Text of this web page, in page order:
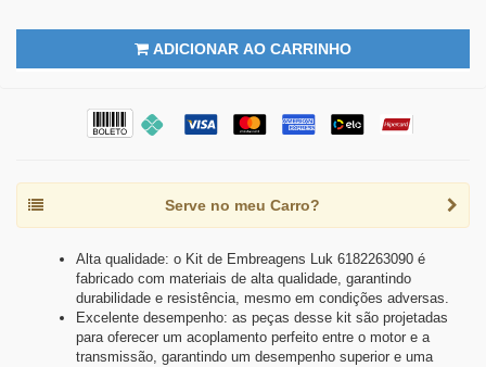
ADICIONAR AO CARRINHO
Serve no meu Carro?
Alta qualidade: o Kit de Embreagens Luk 6182263090 é
fabricado com materiais de alta qualidade, garantindo
durabilidade e resistência, mesmo em condições adversas.
Excelente desempenho: as peças desse kit são projetadas
para oferecer um acoplamento perfeito entre o motor e a
transmissão, garantindo um desempenho superior e uma